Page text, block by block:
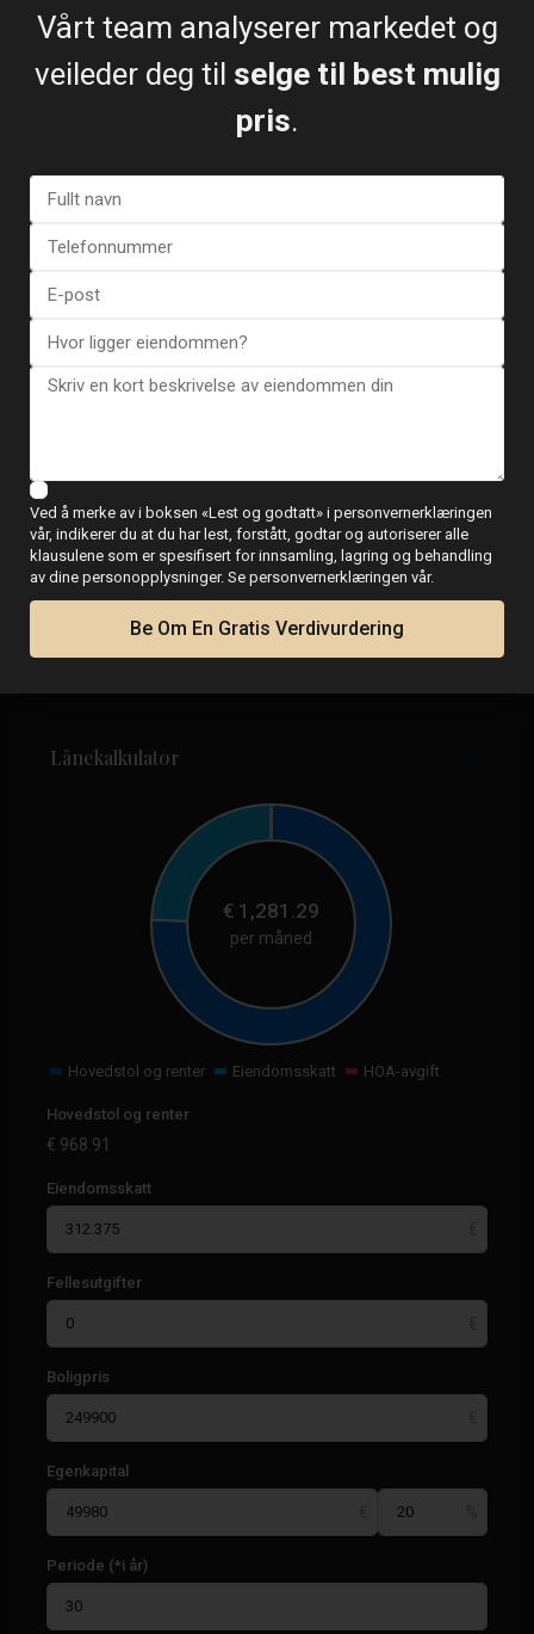
Lånekalkulator
€ 1,281.29
per måned
Hovedstol og renter Eiendomsskatt HOA-avgift
Hovedstol og renter
€ 968.91
Eiendomsskatt
Fellesutgifter
Boligpris
Egenkapital
Periode (*i år)
Vårt team analyserer markedet og
veileder deg til selge til best mulig
pris.
Ved å merke av i boksen «Lest og godtatt» i personvernerklæringen
vår, indikerer du at du har lest, forstått, godtar og autoriserer alle
klausulene som er spesifisert for innsamling, lagring og behandling
av dine personopplysninger. Se personvernerklæringen vår.
Be Om En Gratis Verdivurdering